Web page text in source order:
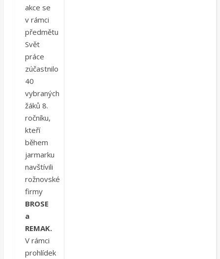
akce se
v rámci
předmětu
Svět
práce
zúčastnilo
40
vybraných
žáků 8.
ročníku,
kteří
během
jarmarku
navštívili
rožnovské
firmy
BROSE
a
REMAK.
V rámci
prohlídek